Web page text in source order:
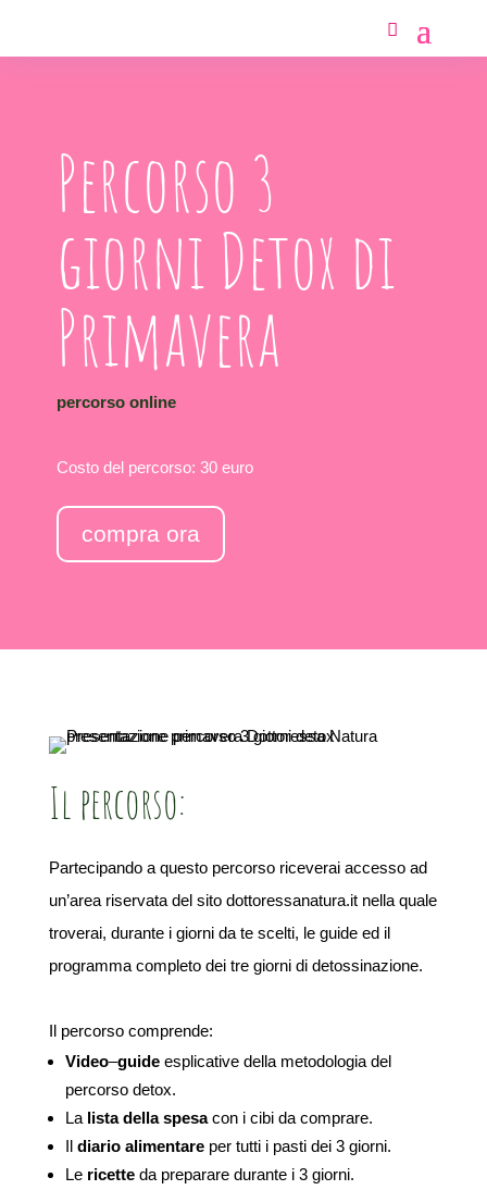
Percorso 3
giorni Detox di
Primavera
percorso online
Costo del percorso: 30 euro
compra ora
Il percorso:
Partecipando a questo percorso riceverai accesso ad
un’area riservata del sito dottoressanatura.it nella quale
troverai, durante i giorni da te scelti, le guide ed il
programma completo dei tre giorni di detossinazione.
Il percorso comprende:
Video–guideesplicative della metodologia del
percorso detox.
La lista della spesacon i cibi da comprare.
Il diario alimentareper tutti i pasti dei 3 giorni.
Le ricetteda preparare durante i 3 giorni.